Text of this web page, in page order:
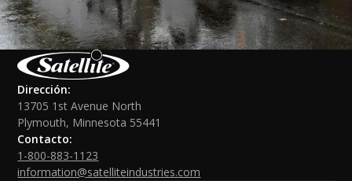
Dirección:
13705 1st Avenue North
Plymouth, Minnesota 55441
Contacto:
1-800-883-1123
information@satelliteindustries.com